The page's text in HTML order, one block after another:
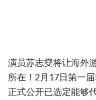
演员苏志燮将让海外
所在！2月17日第一
正式公开已选定能够